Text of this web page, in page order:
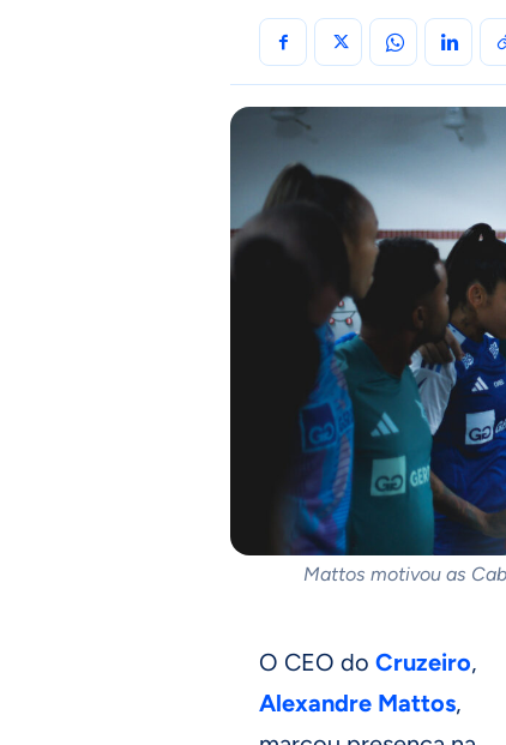
Mattos motivou as
O CEO do Cruzeiro,
Alexandre Mattos,